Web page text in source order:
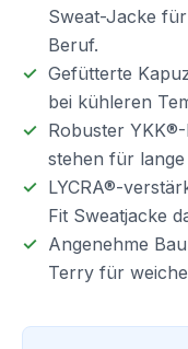
Sweat-Jacke
Beruf.
Gefütterte
bei kühleren
Robuster
stehen für
LYCRA®-
Fit Sweatjacke
Angenehme
Terry für